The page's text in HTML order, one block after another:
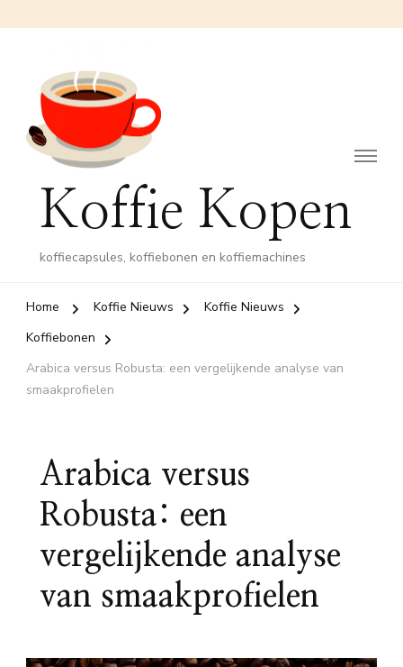
Koffie Kopen
koffiecapsules, koffiebonen en koffiemachines
Home Koffie Nieuws
Koffie Nieuws
Koffiebonen
Arabica versus Robusta: een vergelijkende analyse van
smaakprofielen
Arabica versus
Robusta: een
vergelijkende analyse
van smaakprofielen